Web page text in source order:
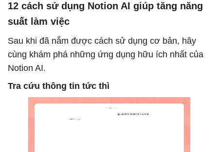
12 cách sử dụng Notion AI giúp tăng năng
suất làm việc
Sau khi đã nắm được cách sử dụng cơ bản, hãy
cùng khám phá những ứng dụng hữu ích nhất của
Notion AI.
Tra cứu thông tin tức thì